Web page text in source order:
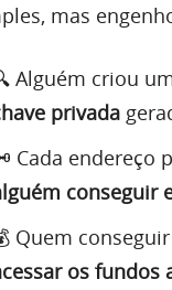
mas
Alguém criou
privada
Cada endereço
conseguir
Quem
os fundos